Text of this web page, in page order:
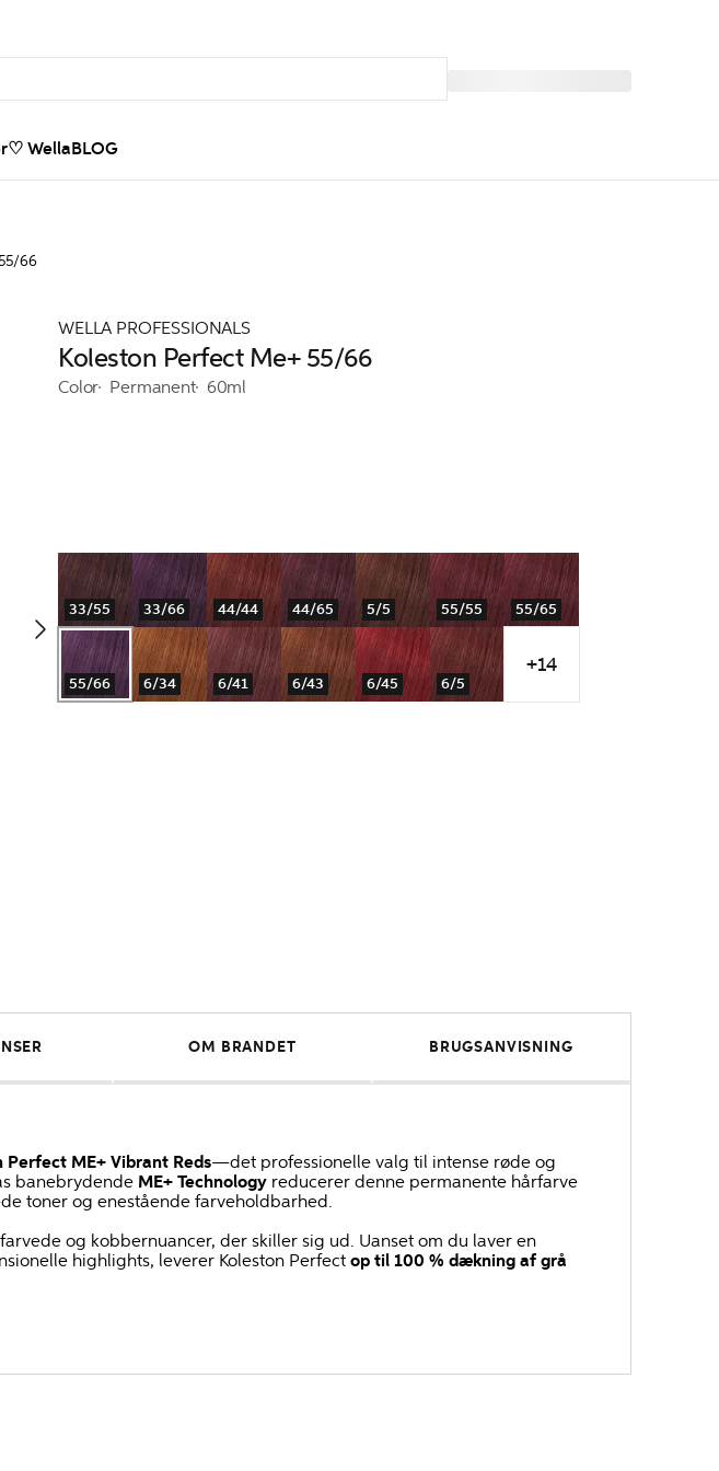
♡ WellaBLOG
66
WELLA PROFESSIONALS
Koleston Perfect Me+ 55/66
Color Permanent 60ml
33/55 33/66 44/44 44/65 5/5 55/55 55/65
55/66 6/34 6/41 6/43 6/45 6/5
+14
OM BRANDET BRUGSANVISNING
ME+ Vibrant Reds—det professionelle valg til intense røde og
banebrydende ME+ Technology reducerer denne permanente hårfarve
toner og enestående farveholdbarhed.
og kobbernuancer, der skiller sig ud. Uanset om du laver en
highlights, leverer Koleston Perfect op til 100 % dækning af grå